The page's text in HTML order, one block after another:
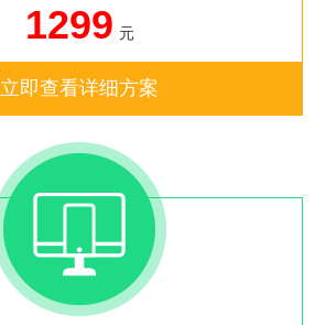
1299 元
立即查看详细方案